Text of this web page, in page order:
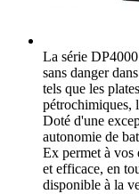
La série
sans danger
tels que les
pétrochimiques,
Doté d'une
autonomie de
Ex permet à vos
et efficace, en
disponible à la